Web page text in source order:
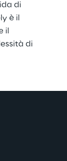
di
è il
il
di